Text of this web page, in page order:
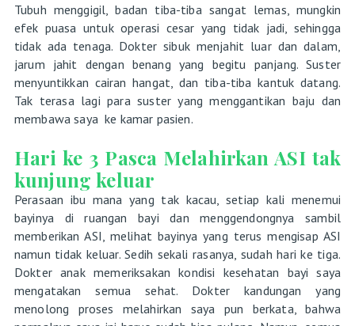
Tubuh menggigil, badan tiba-tiba sangat lemas, mungkin
efek puasa untuk operasi cesar yang tidak jadi, sehingga
tidak ada tenaga. Dokter sibuk menjahit luar dan dalam,
jarum jahit dengan benang yang begitu panjang. Suster
menyuntikkan cairan hangat, dan tiba-tiba kantuk datang.
Tak terasa lagi para suster yang menggantikan baju dan
membawa saya ke kamar pasien.
Hari ke 3 Pasca Melahirkan ASI tak
kunjung keluar
Perasaan ibu mana yang tak kacau, setiap kali menemui
bayinya di ruangan bayi dan menggendongnya sambil
memberikan ASI, melihat bayinya yang terus mengisap ASI
namun tidak keluar. Sedih sekali rasanya, sudah hari ke tiga.
Dokter anak memeriksakan kondisi kesehatan bayi saya
mengatakan semua sehat. Dokter kandungan yang
menolong proses melahirkan saya pun berkata, bahwa